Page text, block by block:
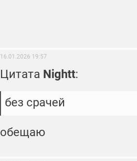
16.01.2026 19:57
Цитата Nightt:
без срачей
обещаю